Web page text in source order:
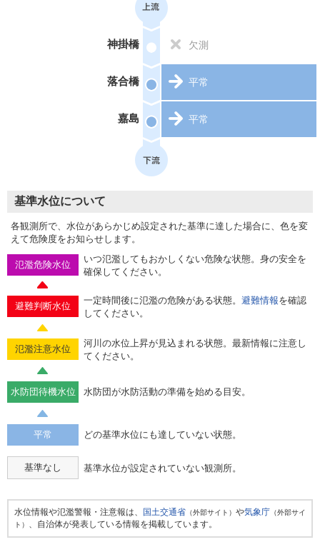
神掛橋 欠測
落合橋 平常
嘉島 平常
基準水位について
各観測所で、水位があらかじめ設定された基準に達した場合に、色を変
えて危険度をお知らせします。
氾濫危険水位
いつ氾濫してもおかしくない危険な状態。身の安全を
確保してください。
避難判断水位
一定時間後に氾濫の危険がある状態。 避難情報を確認
してください。
氾濫注意水位
河川の水位上昇が見込まれる状態。最新情報に注意し
てください。
水防団待機水位 水防団が水防活動の準備を始める目安。
平常 どの基準水位にも達していない状態。
基準なし 基準水位が設定されていない観測所。
水位情報や氾濫警報・注意報は、 国土交通省 （外部サイト） や気象庁 （外部サイ
ト） 、自治体が発表している情報を掲載しています。